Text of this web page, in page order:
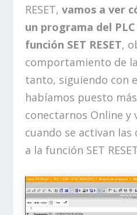
RESET, vamos a ver
un programa del
función SET RESET,
comportamiento de
tanto, siguiendo con
habíamos puesto
conectarnos Online y
cuando se activan
a la función SET